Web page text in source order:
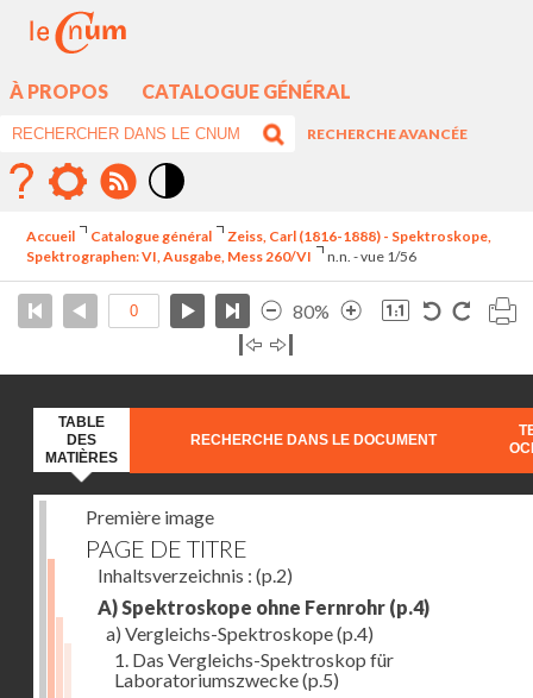
À PROPOS CATALOGUE GÉNÉRAL
RECHERCHE AVANCÉE
élévé
Accueil Catalogue général
Zeiss, Carl (1816-1888) - Spektroskope,
Spektrographen: VI, Ausgabe, Mess 260/VI
n.n. - vue 1/56
80%
TABLE
DES
MATIÈRES
RECHERCHE DANS LE DOCUMENT
Première image
PAGE DE TITRE
Inhaltsverzeichnis : (p.2)
A) Spektroskope ohne Fernrohr (p.4)
a) Vergleichs-Spektroskope(p.4)
1. Das Vergleichs-Spektroskop für
Laboratoriumszwecke(p.5)